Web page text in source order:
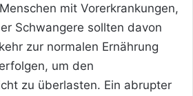
mit Vorerkrankungen,
Schwangere sollten davon
zur normalen Ernährung
um den
zu überlasten. Ein abrupter